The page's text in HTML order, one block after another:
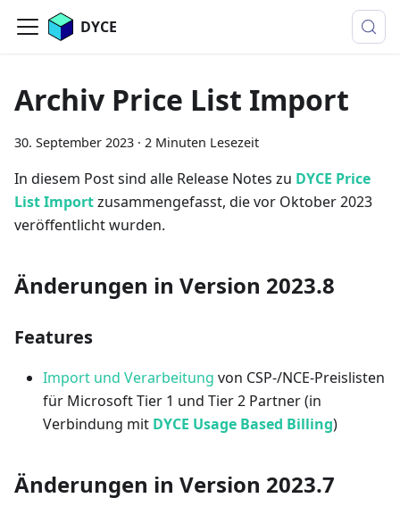
DYCE
Archiv Price List Import
30. September 2023 · 2 Minuten Lesezeit
In diesem Post sind alle Release Notes zu DYCE Price
List Importzusammengefasst, die vor Oktober 2023
veröffentlicht wurden.
Änderungen in Version 2023.8
Features
Import und Verarbeitung von CSP-/NCE-Preislisten
für Microsoft Tier 1 und Tier 2 Partner (in
Verbindung mit DYCE Usage Based Billing)
Änderungen in Version 2023.7